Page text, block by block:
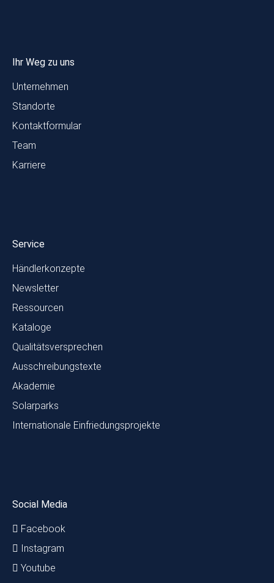
Ihr Weg zu uns
Unternehmen
Standorte
Kontaktformular
Team
Karriere
Service
Händlerkonzepte
Newsletter
Ressourcen
Kataloge
Qualitätsversprechen
Ausschreibungstexte
Akademie
Solarparks
Internationale Einfriedungsprojekte
Social Media
Facebook
Instagram
Youtube